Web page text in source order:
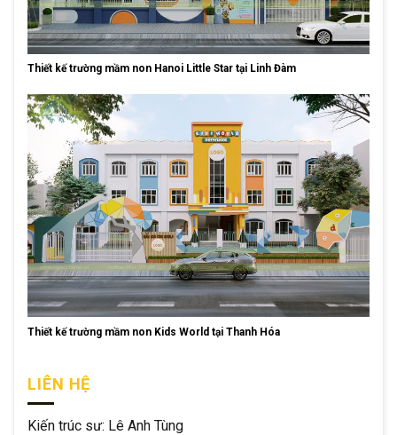
Thiết kế trường mầm non Hanoi Little Star tại Linh Đàm
Thiết kế trường mầm non Kids World tại Thanh Hóa
LIÊN HỆ
Kiến trúc sư: Lê Anh Tùng